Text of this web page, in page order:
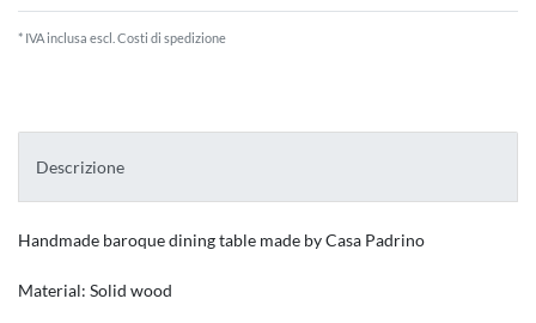
* IVA inclusa escl. Costi di spedizione
Descrizione
Handmade baroquedining table made byCasa Padrino
Material: Solid wood